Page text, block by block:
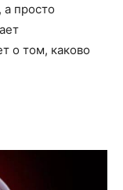
а просто
о том, каково